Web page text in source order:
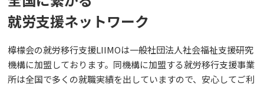
就労⽀援ネットワーク
檸檬会の就労移行支援LIIMOは一般社団法人社会福祉支援研究
機構に加盟しております。同機構に加盟する就労移行支援事業
所は全国で多くの就職実績を出していますので、安心してご利